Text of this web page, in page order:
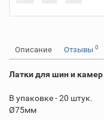
Описание Отзывы 0
Латки для шин и камер
В упаковке - 20 штук.
Ø75мм